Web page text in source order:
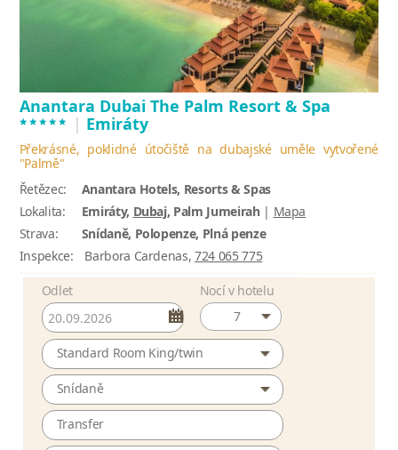
Anantara Dubai The Palm Resort & Spa
***** | Emiráty
Překrásné, poklidné útočiště na dubajské uměle vytvořené
"Palmě"
Řetězec:
Anantara Hotels, Resorts & Spas
Lokalita:
Emiráty, Dubaj, Palm Jumeirah | Mapa
Strava:
Snídaně, Polopenze, Plná penze
Inspekce:
Barbora Cardenas,724 065 775
Odlet
Nocí v hotelu
7
Standard Room King/twin
Snídaně
Transfer